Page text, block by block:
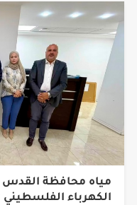
مياه محافظة
الكهرباء الفلسطيني